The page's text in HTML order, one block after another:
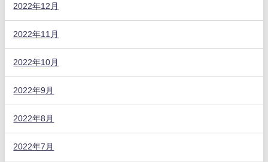
2022年12月
2022年11月
2022年10月
2022年9月
2022年8月
2022年7月